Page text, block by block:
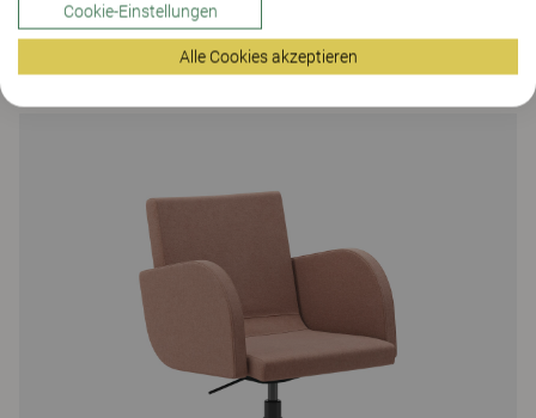
Cookie-Einstellungen
Alle Cookies akzeptieren